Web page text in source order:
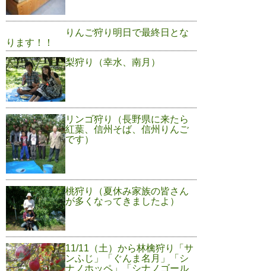
りんご狩り明日で最終日とな
ります！！
梨狩り（幸水、南月）
リンゴ狩り（長野県に来たら
紅葉、信州そば、信州りんご
です）
桃狩り（夏休み家族の皆さん
が多くなってきましたよ）
11/11（土）から林檎狩り「サ
ンふじ」「ぐんま名月」「シ
ナノホッペ」「シナノゴール